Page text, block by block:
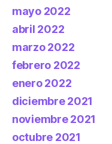
mayo 2022
abril 2022
marzo 2022
febrero 2022
enero 2022
diciembre 2021
noviembre 2021
octubre 2021